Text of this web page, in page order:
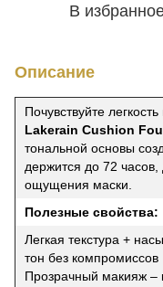
В
Описание
Почувствуйте
Lakerain Cushion
тональной основы
держится до 72
ощущения маски.
Полезные свойства:
Легкая текстура +
тон без компромиссов
Прозрачный макияж –